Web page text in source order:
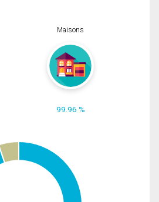
Maisons
99.96 %